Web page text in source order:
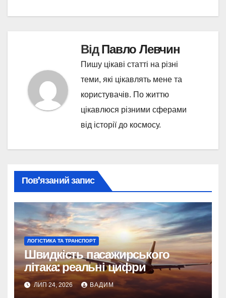
ВідПавло Левчин
Пишу цікаві статті на різні
теми, які цікавлять мене та
користувачів. По життю
цікавлюся різними сферами
від історії до космосу.
Пов’язаний запис
ЛОГІСТИКА ТА ТРАНСПОРТ
Швидкість пасажирського
літака: реальні цифри
ЛИП 24, 2026 ВАДИМ